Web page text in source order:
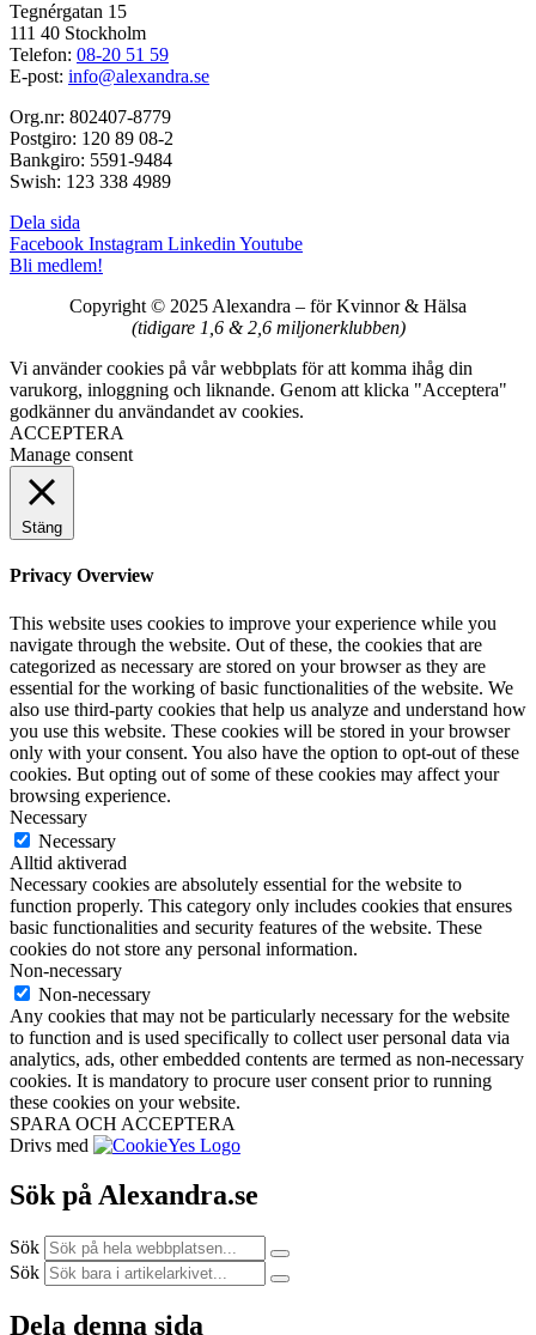
Tegnérgatan 15
111 40 Stockholm
Telefon: 08-20 51 59
E-post: info@alexandra.se
Org.nr: 802407-8779
Postgiro: 120 89 08-2
Bankgiro: 5591-9484
Swish: 123 338 4989
Dela sida
Facebook Instagram Linkedin Youtube
Bli medlem!
Copyright © 2025 Alexandra – för Kvinnor & Hälsa
(tidigare 1,6 & 2,6 miljonerklubben)
Vi använder cookies på vår webbplats för att komma ihåg din
varukorg, inloggning och liknande. Genom att klicka "Acceptera"
godkänner du användandet av cookies.
ACCEPTERA
Manage consent
Stäng
Privacy Overview
This website uses cookies to improve your experience while you
navigate through the website. Out of these, the cookies that are
categorized as necessary are stored on your browser as they are
essential for the working of basic functionalities of the website. We
also use third-party cookies that help us analyze and understand how
you use this website. These cookies will be stored in your browser
only with your consent. You also have the option to opt-out of these
cookies. But opting out of some of these cookies may affect your
browsing experience.
Necessary
Necessary
Alltid aktiverad
Necessary cookies are absolutely essential for the website to
function properly. This category only includes cookies that ensures
basic functionalities and security features of the website. These
cookies do not store any personal information.
Non-necessary
Non-necessary
Any cookies that may not be particularly necessary for the website
to function and is used specifically to collect user personal data via
analytics, ads, other embedded contents are termed as non-necessary
cookies. It is mandatory to procure user consent prior to running
these cookies on your website.
SPARA OCH ACCEPTERA
Drivs med
Sök på Alexandra.se
Sök
Sök
Dela denna sida